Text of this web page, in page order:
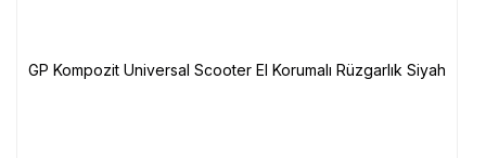
GP Kompozit Universal Scooter El Korumalı Rüzgarlık Siyah